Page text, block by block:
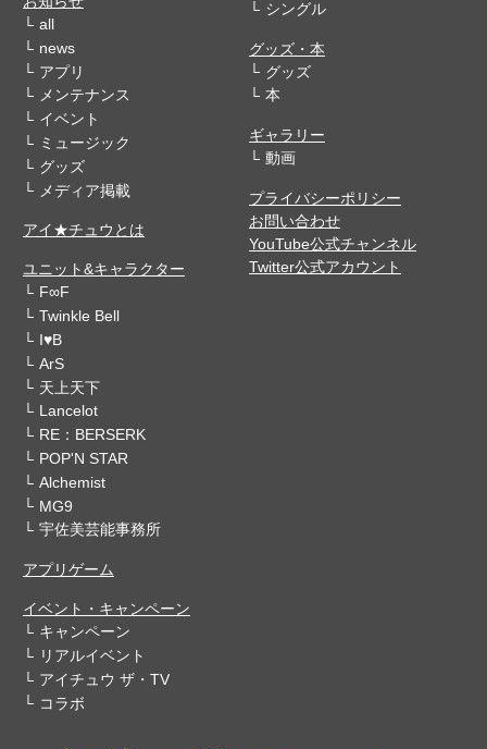
all
news
アプリ
メンテナンス
イベント
ミュージック
グッズ
メディア掲載
アイ★チュウとは
ユニット&キャラクター
F∞F
Twinkle Bell
I♥B
ArS
天上天下
Lancelot
RE：BERSERK
POP'N STAR
Alchemist
MG9
宇佐美芸能事務所
アプリゲーム
イベント・キャンペーン
キャンペーン
リアルイベント
アイチュウ ザ・TV
コラボ
シングル
グッズ・本
グッズ
本
ギャラリー
動画
プライバシーポリシー
お問い合わせ
YouTube公式チャンネル
Twitter公式アカウント